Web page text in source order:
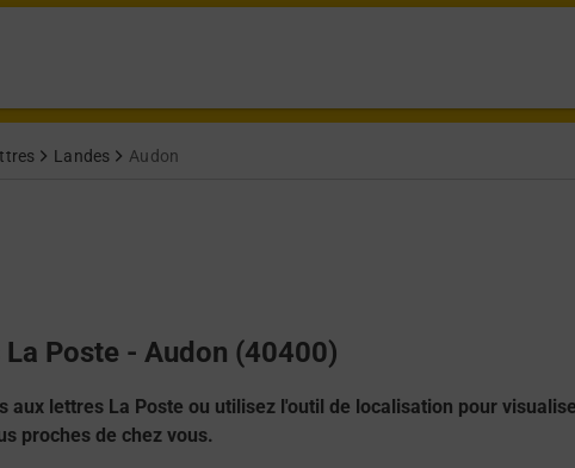
Landes Audon
Poste - Audon (40400)
aux lettres La Poste ou utilisez l'outil de localisation pour
proches de chez vous.